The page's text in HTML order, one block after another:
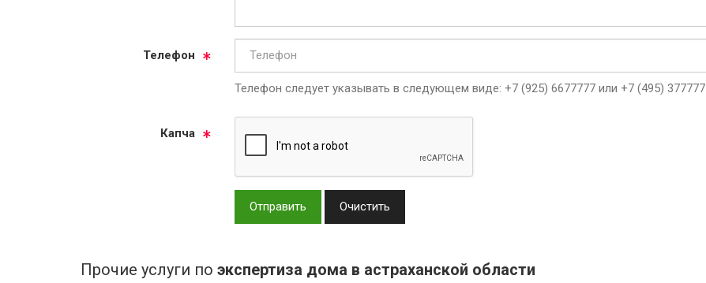
Те­ле­фон
Телефон следует указывать в следующем виде: +7 (925) 6677777 или +7 (495) 377777
Кап­ча
Отправить Очистить
Прочие услуги по экспертиза дома в астраханской области